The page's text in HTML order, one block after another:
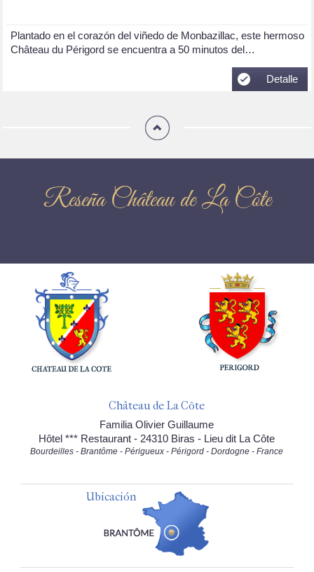
Plantado en el corazón del viñedo de Monbazillac, este hermoso
Château du Périgord se encuentra a 50 minutos del…
Detalle
Reseña Château de La Côte
Château de La Côte
Familia Olivier Guillaume
Hôtel *** Restaurant - 24310 Biras - Lieu dit La Côte
Bourdeilles - Brantôme - Périgueux - Périgord - Dordogne - France
Ubicación